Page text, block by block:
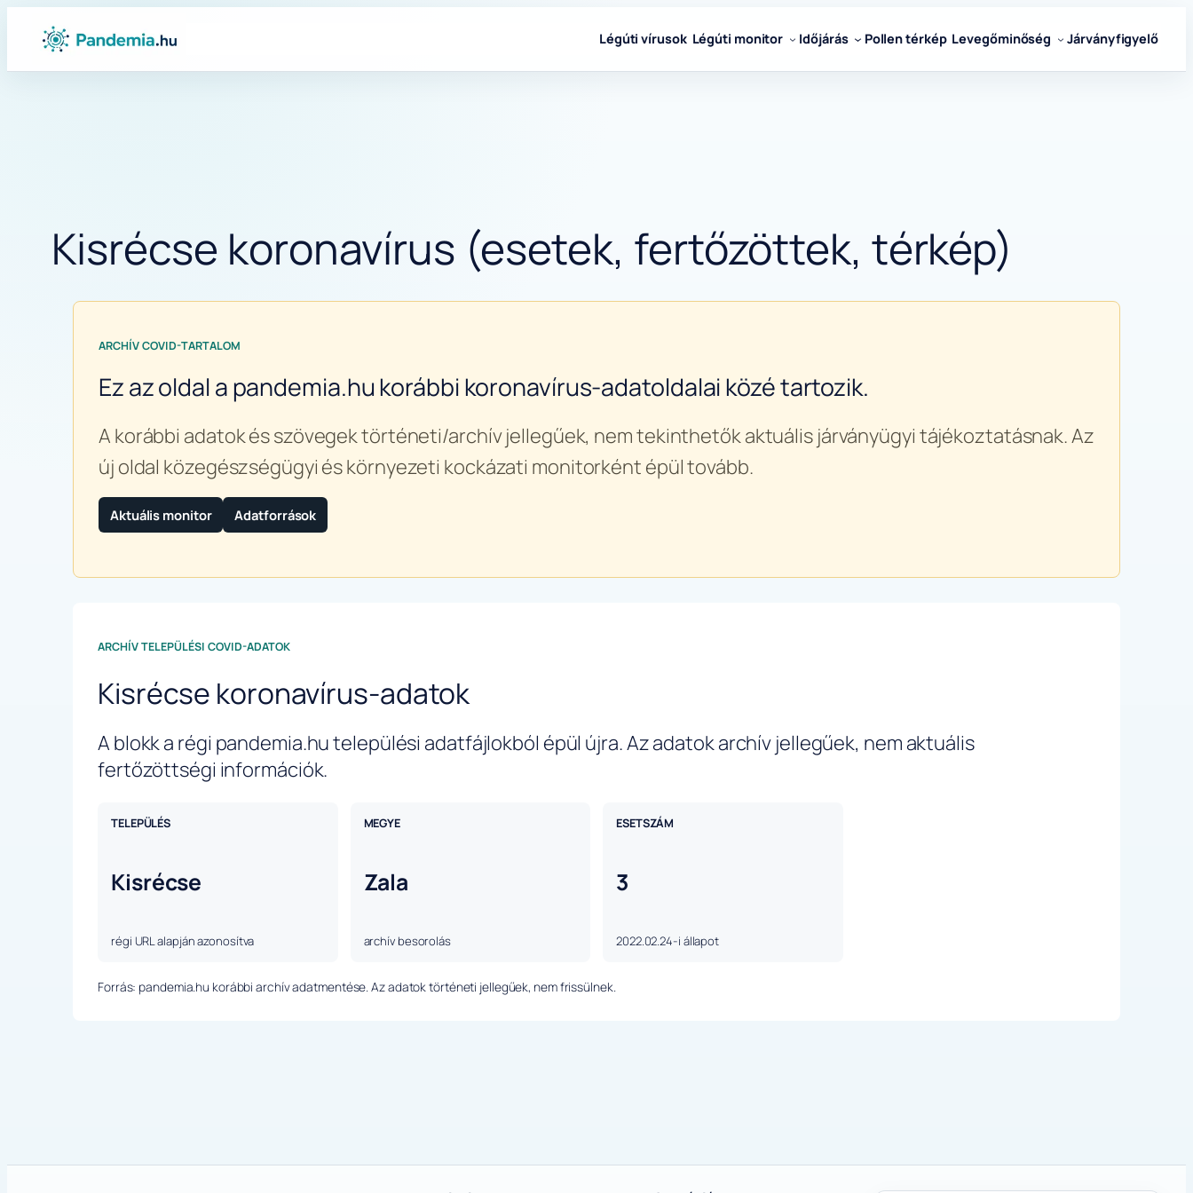
Ugrás
tartalomhoz
Légúti vírusok Légúti monitor Időjárás Pollen térkép Levegőminőség Járványfigyelő
Kisrécse koronavírus (esetek, fertőzöttek, térkép)
ARCHÍV COVID-TARTALOM
Ez az oldal a pandemia.hu korábbi koronavírus-adatoldalai közé tartozik.
A korábbi adatok és szövegek történeti/archív jellegűek, nem tekinthetők aktuális járványügyi tájékoztatásnak. Az
új oldal közegészségügyi és környezeti kockázati monitorként épül tovább.
Aktuális monitor Adatforrások
ARCHÍV TELEPÜLÉSI COVID-ADATOK
Kisrécse koronavírus-adatok
A blokk a régi pandemia.hu települési adatfájlokból épül újra. Az adatok archív jellegűek, nem aktuális
fertőzöttségi információk.
TELEPÜLÉS
Kisrécse
régi URL alapján azonosítva
MEGYE
Zala
archív besorolás
ESETSZÁM
3
2022.02.24-i állapot
Forrás: pandemia.hu korábbi archív adatmentése. Az adatok történeti jellegűek, nem frissülnek.